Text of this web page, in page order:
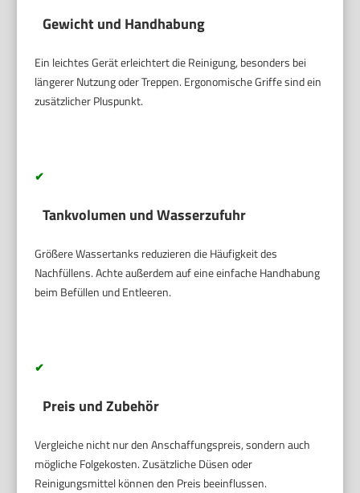
Gewicht und Handhabung
Ein leichtes Gerät erleichtert die Reinigung, besonders bei
längerer Nutzung oder Treppen. Ergonomische Griffe sind ein
zusätzlicher Pluspunkt.
✔
Tankvolumen und Wasserzufuhr
Größere Wassertanks reduzieren die Häufigkeit des
Nachfüllens. Achte außerdem auf eine einfache Handhabung
beim Befüllen und Entleeren.
✔
Preis und Zubehör
Vergleiche nicht nur den Anschaffungspreis, sondern auch
mögliche Folgekosten. Zusätzliche Düsen oder
Reinigungsmittel können den Preis beeinflussen.